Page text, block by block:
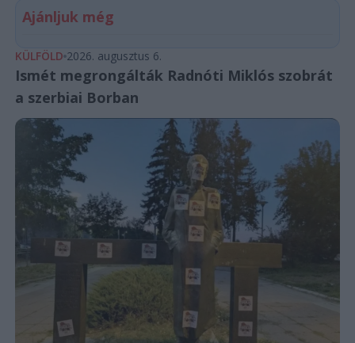
Ajánljuk még
KÜLFÖLD 2026. augusztus 6.
Ismét megrongálták Radnóti Miklós szobrát
a szerbiai Borban